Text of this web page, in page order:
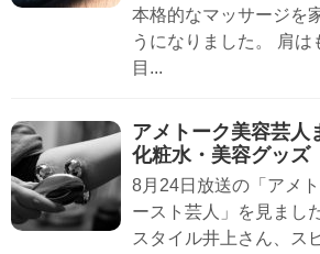
本格的なマッサージを
うになりました。 肩は
目...
アメトーク美容芸
化粧水・美容グッズ
8月24日放送の「アメ
ースト芸人」を見まし
スタイル井上さん、ス